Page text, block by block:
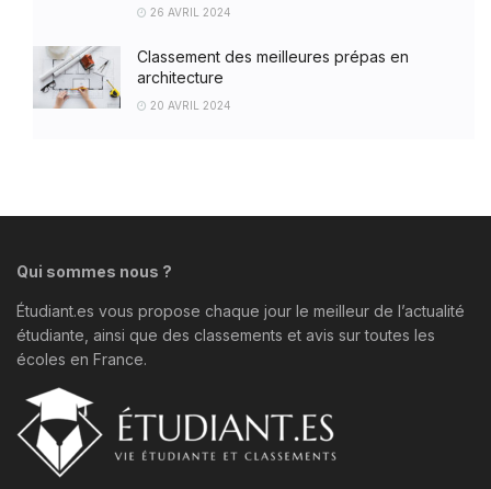
26 AVRIL 2024
Classement des meilleures prépas en
architecture
20 AVRIL 2024
Qui sommes nous ?
Étudiant.es vous propose chaque jour le meilleur de l’actualité
étudiante, ainsi que des classements et avis sur toutes les
écoles en France.